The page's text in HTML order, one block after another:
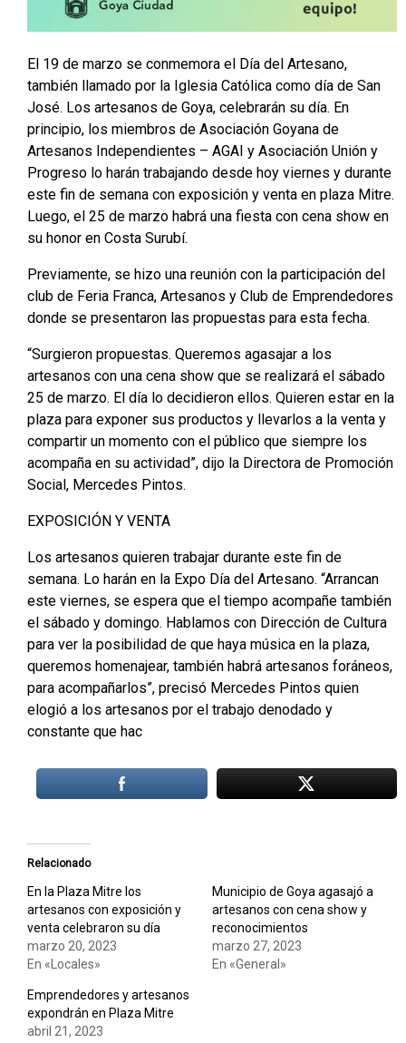
El 19 de marzo se conmemora el Día del Artesano,
también llamado por la Iglesia Católica como día de San
José. Los artesanos de Goya, celebrarán su día. En
principio, los miembros de Asociación Goyana de
Artesanos Independientes – AGAI y Asociación Unión y
Progreso lo harán trabajando desde hoy viernes y durante
este fin de semana con exposición y venta en plaza Mitre.
Luego, el 25 de marzo habrá una fiesta con cena show en
su honor en Costa Surubí.
Previamente, se hizo una reunión con la participación del
club de Feria Franca, Artesanos y Club de Emprendedores
donde se presentaron las propuestas para esta fecha.
“Surgieron propuestas. Queremos agasajar a los
artesanos con una cena show que se realizará el sábado
25 de marzo. El día lo decidieron ellos. Quieren estar en la
plaza para exponer sus productos y llevarlos a la venta y
compartir un momento con el público que siempre los
acompaña en su actividad”, dijo la Directora de Promoción
Social, Mercedes Pintos.
EXPOSICIÓN Y VENTA
Los artesanos quieren trabajar durante este fin de
semana. Lo harán en la Expo Día del Artesano. “Arrancan
este viernes, se espera que el tiempo acompañe también
el sábado y domingo. Hablamos con Dirección de Cultura
para ver la posibilidad de que haya música en la plaza,
queremos homenajear, también habrá artesanos foráneos,
para acompañarlos”, precisó Mercedes Pintos quien
elogió a los artesanos por el trabajo denodado y
constante que hac
Relacionado
En la Plaza Mitre los
artesanos con exposición y
venta celebraron su día
marzo 20, 2023
En «Locales»
Municipio de Goya agasajó a
artesanos con cena show y
reconocimientos
marzo 27, 2023
En «General»
Emprendedores y artesanos
expondrán en Plaza Mitre
abril 21, 2023